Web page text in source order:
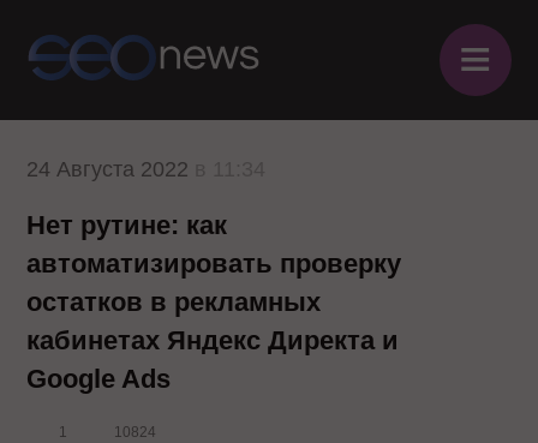
≡
24 Августа 2022
Нет рутине: как
автоматизировать проверку
остатков в рекламных
кабинетах Яндекс Директа и
Google Ads
1 10824